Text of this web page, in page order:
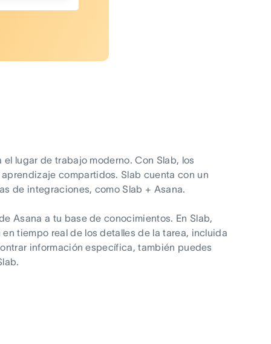
lugar de trabajo moderno. Con Slab, los
compartidos. Slab cuenta con un
de integraciones, como Slab + Asana.
Asana a tu base de conocimientos. En Slab,
tiempo real de los detalles de la tarea, incluida
información específica, también puedes